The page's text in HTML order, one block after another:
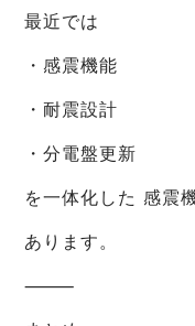
最近では
・感震機能
・耐震設計
・分電盤更新
を一体化した 感震
あります。
⸻